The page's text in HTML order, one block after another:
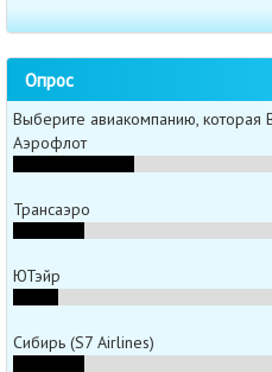
Опрос
Выберите авиакомпанию, которая
Аэрофлот
Трансаэро
ЮТэйр
Сибирь (S7 Airlines)